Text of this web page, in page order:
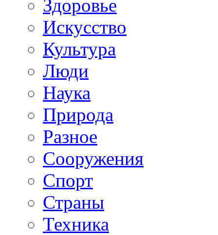
Здоровье
Искусство
Культура
Люди
Наука
Природа
Разное
Сооружения
Спорт
Страны
Техника